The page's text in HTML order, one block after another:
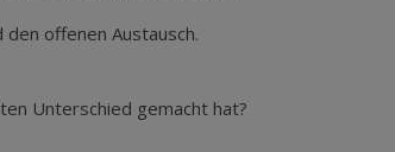
den offenen Austausch.
Unterschied gemacht hat?